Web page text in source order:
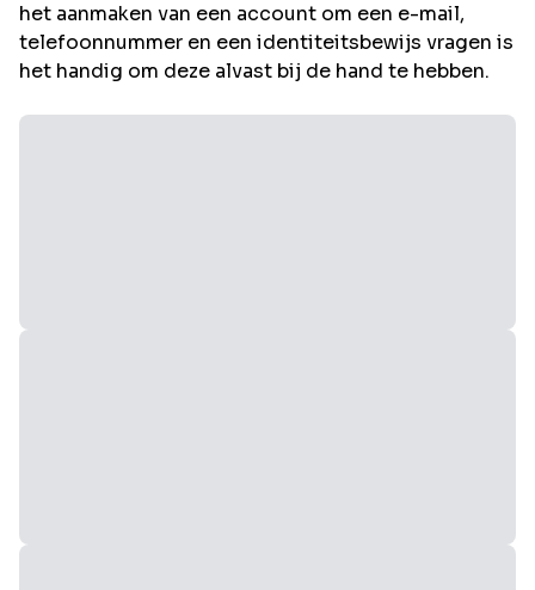
het aanmaken van een account om een e-mail,
telefoonnummer en een identiteitsbewijs vragen is
het handig om deze alvast bij de hand te hebben.